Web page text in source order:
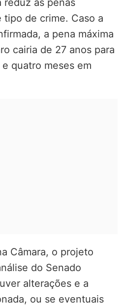
reduz as penas
tipo de crime. Caso a
a pena máxima
cairia de 27 anos para
quatro meses em
Câmara, o projeto
do Senado
alterações e a
ou se eventuais